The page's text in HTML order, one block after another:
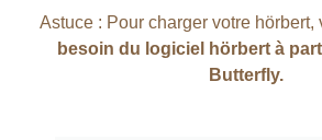
Astuce : Pour charger votre hörbert,
besoin du logiciel hörbert à
Butterfly.